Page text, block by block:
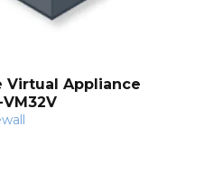
Virtual Appliance